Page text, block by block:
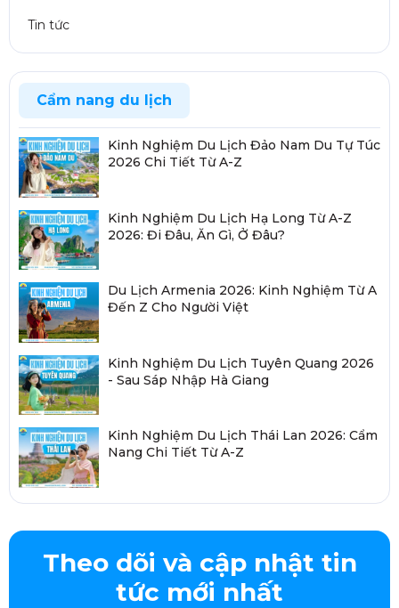
Tin tức
Cẩm nang du lịch
Kinh Nghiệm Du Lịch Đảo Nam Du Tự Túc
2026 Chi Tiết Từ A-Z
Kinh Nghiệm Du Lịch Hạ Long Từ A-Z
2026: Đi Đâu, Ăn Gì, Ở Đâu?
Du Lịch Armenia 2026: Kinh Nghiệm Từ A
Đến Z Cho Người Việt
Kinh Nghiệm Du Lịch Tuyên Quang 2026
- Sau Sáp Nhập Hà Giang
Kinh Nghiệm Du Lịch Thái Lan 2026: Cẩm
Nang Chi Tiết Từ A-Z
Theo dõi và cập nhật tin
tức mới nhất